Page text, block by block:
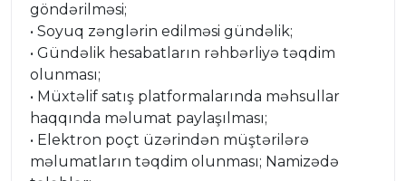
göndərilməsi;
• Soyuq zənglərin edilməsi gündəlik;
• Gündəlik hesabatların rəhbərliyə təqdim
olunması;
• Müxtəlif satış platformalarında məhsullar
haqqında məlumat paylaşılması;
• Elektron poçt üzərindən müştərilərə
məlumatların təqdim olunması; Namizədə